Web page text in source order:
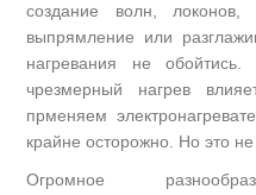
создание волн, локонов,
выпрямление или
нагревания не
чрезмерный нагрев
прменяем
крайне осторожно. Но это
Огромное